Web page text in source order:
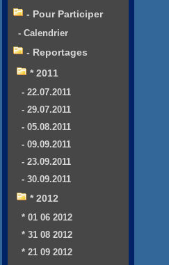
- Pour Participer
- Calendrier
- Reportages
* 2011
- 22.07.2011
- 29.07.2011
- 05.08.2011
- 09.09.2011
- 23.09.2011
- 30.09.2011
* 2012
* 01 06 2012
* 31 08 2012
* 21 09 2012